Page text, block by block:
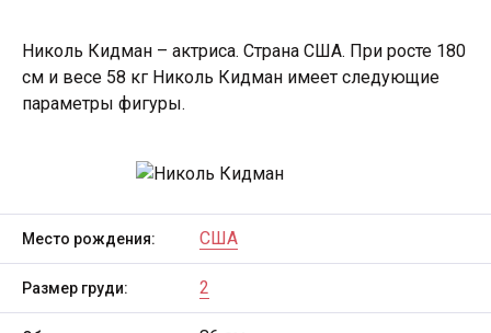
Николь Кидман – актриса. Страна США. При росте 180
см и весе 58 кг Николь Кидман имеет следующие
параметры фигуры.
Место рождения: США
Размер груди: 2